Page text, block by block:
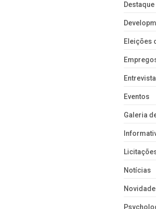
Destaque
Eleições
Eventos
Galeria
Notícias